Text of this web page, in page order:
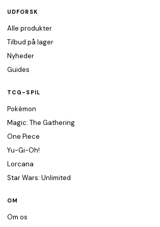
UDFORSK
Alle produkter
Tilbud på lager
Nyheder
Guides
TCG-SPIL
Pokémon
Magic: The Gathering
One Piece
Yu-Gi-Oh!
Lorcana
Star Wars: Unlimited
OM
Om os